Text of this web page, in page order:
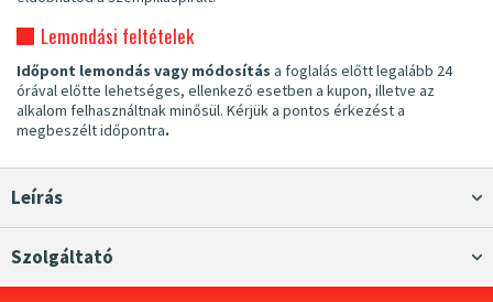
Lemondási feltételek
Időpont lemondás vagy módosítás a foglalás előtt legalább 24
órával előtte lehetséges, ellenkező esetben a kupon, illetve az
alkalom felhasználtnak minősül. Kérjük a pontos érkezést a
megbeszélt időpontra.
Leírás
Szolgáltató